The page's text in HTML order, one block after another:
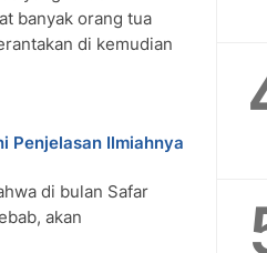
banyak orang tua
di kemudian
Penjelasan Ilmiahnya
di bulan Safar
akan